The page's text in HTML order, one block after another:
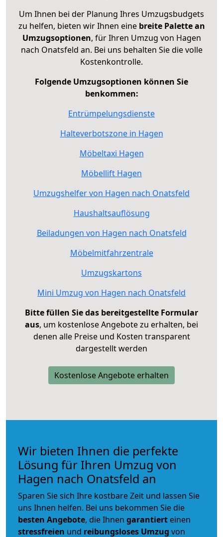
Um Ihnen bei der Planung Ihres Umzugsbudgets
zu helfen, bieten wir Ihnen eine breite Palette an
Umzugsoptionen, für Ihren Umzug von Hagen
nach Onatsfeld an. Bei uns behalten Sie die volle
Kostenkontrolle.
Folgende Umzugsoptionen können Sie
benkommen:
Entrümpelungsdienste
Halteverbotszone in Hagen
Möbeltaxi Hagen
Möbellift Hagen
Umzugshelfer von Hagen nach Onatsfeld
Haushaltsauflösung
Beiladungen von Hagen nach Onatsfeld
Möbelmitfahrzentrale
Umzugskartons
Mini Umzug von Hagen nach Onatsfeld
Bitte füllen Sie das bereitgestellte Formular
aus, um kostenlose Angebote zu erhalten, bei
denen alle Preise und Kosten transparent
dargestellt werden
Kostenlose Angebote erhalten
Wir bieten Ihnen die perfekte
Lösung für Ihren Umzug von
Hagen nach Onatsfeld an
Sparen Sie sich Ihre kostbare Zeit und lassen Sie
uns Ihnen helfen. Bei uns bekommen Sie die
besten Angebote, die Ihnen garantiert einen
stressfreien und reibungsloses Umzug von